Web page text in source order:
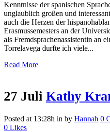
Kenntnisse der spanischen
unglaublich großen und
auch die Herzen der
Erasmussemesters an der
als Fremdsprachenassistentin an
Torrelavega durfte ich viele...
Read More
27 Juli Kathy
Posted at 13:28h in by Hannah 0
0 Likes